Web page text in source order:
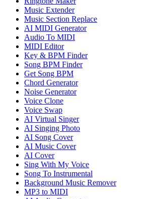
Music Extender
Music Section Replace
AI MIDI Generator
Audio To MIDI
MIDI Editor
Key & BPM Finder
Song BPM Finder
Get Song BPM
Chord Generator
Noise Generator
Voice Clone
Voice Swap
AI Virtual Singer
AI Singing Photo
AI Song Cover
AI Music Cover
AI Cover
Sing With My Voice
Song To Instrumental
Background Music Remover
MP3 to MIDI